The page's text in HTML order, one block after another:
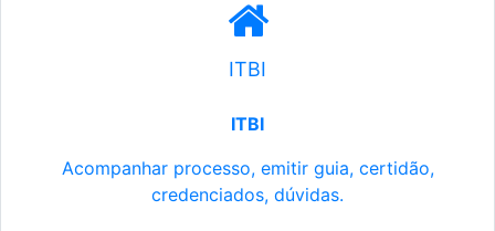
ITBI
ITBI
Acompanhar processo, emitir guia, certidão,
credenciados, dúvidas.